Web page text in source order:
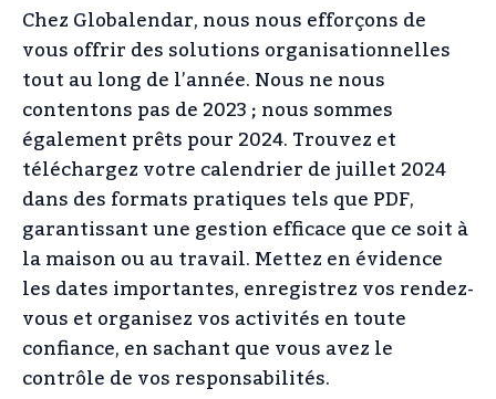
Chez Globalendar, nous nous efforçons de
vous offrir des solutions organisationnelles
tout au long de l’année. Nous ne nous
contentons pas de 2023 ; nous sommes
également prêts pour 2024. Trouvez et
téléchargez votre calendrier de juillet 2024
dans des formats pratiques tels que PDF,
garantissant une gestion efficace que ce soit à
la maison ou au travail. Mettez en évidence
les dates importantes, enregistrez vos rendez-
vous et organisez vos activités en toute
confiance, en sachant que vous avez le
contrôle de vos responsabilités.